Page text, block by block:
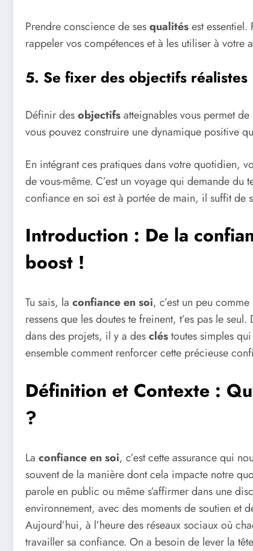
Prendre conscience de sesqualitésest
rappeler vos compétences et à les utiliser à votre
5. Se fixer des objectifs réalistes
Définir desobjectifsatteignables vous permet
vous pouvez construire une dynamique positive
En intégrant ces pratiques dans votre quotidien,
de vous-même. C’est un voyage qui demande
confiance en soi est à portée de main, il suffit de
Introduction : De la
boost !
Tu sais, la confiance en soi, c’est un peu
ressens que les doutes te freinent, t’es pas le
dans des projets, il y a descléstoutes simples
ensemble comment renforcer cette précieuse
Définition et Contexte :
?
La confiance en soi, c’est cette assurance qui
souvent de la manière dont cela impacte notre
parole en public ou même s’affirmer dans une
environnement, avec des moments de soutien et
Aujourd’hui, à l’heure des réseaux sociaux où
travailler sa confiance. On a besoin de lever la